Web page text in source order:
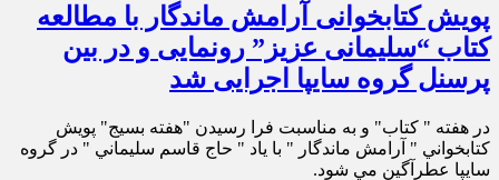
پویش کتابخوانی آرامش ماندگار با مطالعه
کتاب “سلیمانی عزیز” رونمایی و در بین
پرسنل گروه سایپا اجرایی شد
در هفته " كتاب" و به مناسبت فرا رسيدن "هفته بسيج" پويش
كتابخواني " آرامش ماندگار " با ياد " حاج قاسم سليماني " در گروه
سايپا عطرآگين مي شود.